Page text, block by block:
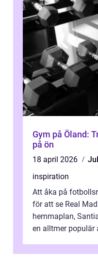
Gym på Öland:
på ön
18 april 2026
inspiration
Att åka på
för att se Real
hemmaplan,
en alltmer populär